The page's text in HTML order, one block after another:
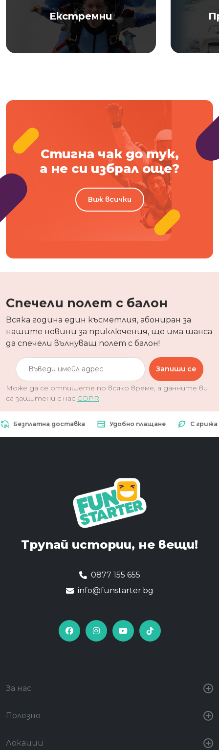
Екстремни
Стигна чак до тук,
а не си избрал още?
Виж всички
Спечели полет с балон
Всяка година един късметлия, абониран за
нашите новини за приключения, ще има шанса
да спечели вълнуващ полет с балон!
Запиши се
Може да се отпишете по всяко време, а данните ви
са защитени с нас GDPR
доставка Удобно плащане С грижа за
Трупай истории, не вещи!
0877 155 655
info@funstarter.bg
За нас
Полезно
Локации